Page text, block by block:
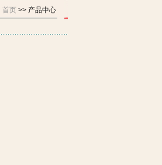
首页 >> 产品中心